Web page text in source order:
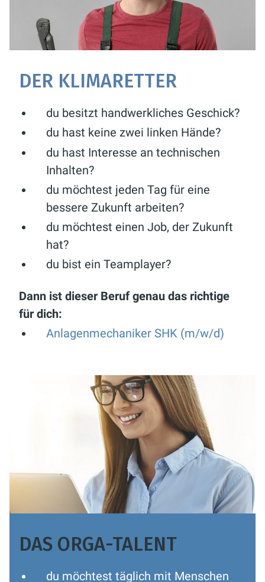
DER KLIMARETTER
du besitzt handwerkliches Geschick?
du hast keine zwei linken Hände?
du hast Interesse an technischen
Inhalten?
du möchtest jeden Tag für eine
bessere Zukunft arbeiten?
du möchtest einen Job, der Zukunft
hat?
du bist ein Teamplayer?
Dann ist dieser Beruf genau das richtige
für dich:
Anlagenmechaniker SHK (m/w/d)
DAS ORGA-TALENT
du möchtest täglich mit Menschen